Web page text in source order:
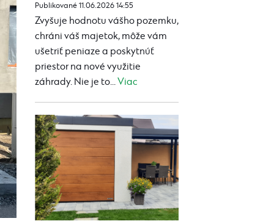
Publikované 11.06.2026 14:55
Zvyšuje hodnotu vášho pozemku,
chráni váš majetok, môže vám
ušetriť peniaze a poskytnúť
priestor na nové využitie
záhrady. Nie je to...Viac